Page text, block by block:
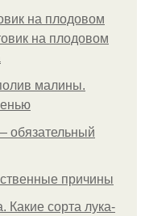
на плодовом
на плодовом
малины.
обязательный
причины
Какие сорта лука-